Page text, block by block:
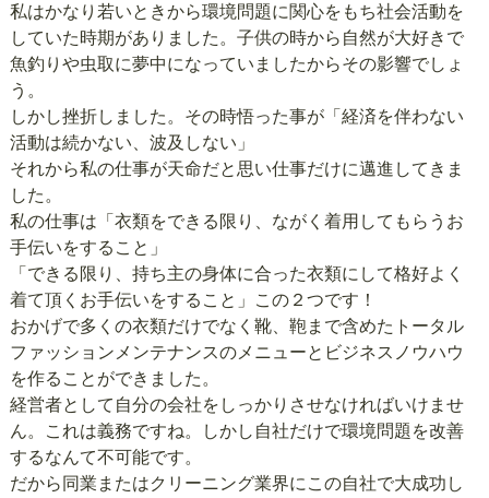
私はかなり若いときから環境問題に関心をもち社会活動を
していた時期がありました。子供の時から自然が大好きで
魚釣りや虫取に夢中になっていましたからその影響でしょ
う。
しかし挫折しました。その時悟った事が「経済を伴わない
活動は続かない、波及しない」
それから私の仕事が天命だと思い仕事だけに邁進してきま
した。
私の仕事は「衣類をできる限り、ながく着用してもらうお
手伝いをすること」
「できる限り、持ち主の身体に合った衣類にして格好よく
着て頂くお手伝いをすること」この２つです！
おかげで多くの衣類だけでなく靴、鞄まで含めたトータル
ファッションメンテナンスのメニューとビジネスノウハウ
を作ることができました。
経営者として自分の会社をしっかりさせなければいけませ
ん。これは義務ですね。しかし自社だけで環境問題を改善
するなんて不可能です。
だから同業またはクリーニング業界にこの自社で大成功し